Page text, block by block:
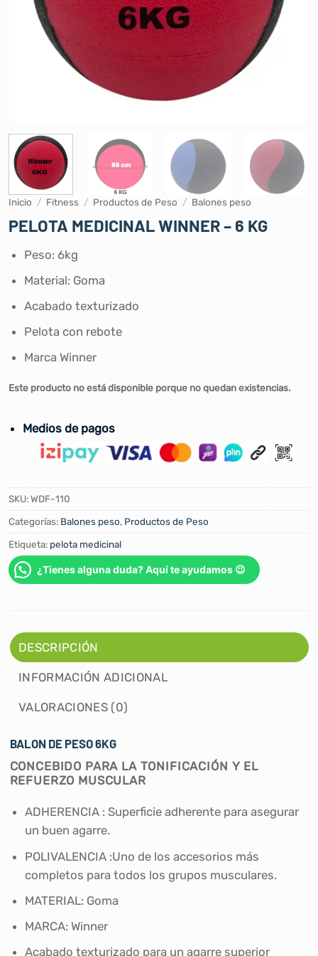
Inicio / Fitness / Productos de Peso / Balones peso
PELOTA MEDICINAL WINNER – 6 KG
Peso: 6kg
Material: Goma
Acabado texturizado
Pelota con rebote
Marca Winner
Este producto no está disponible porque no quedan existencias.
Medios de pagos
SKU:WDF-110
Categorías: Balones peso, Productos de Peso
Etiqueta: pelota medicinal
¿Tienes alguna duda? Aquí te ayudamos 😉
DESCRIPCIÓN
INFORMACIÓN ADICIONAL
VALORACIONES (0)
BALON DE PESO 6KG
CONCEBIDO PARA LA TONIFICACIÓN Y EL
REFUERZO MUSCULAR
ADHERENCIA : Superficie adherente para asegurar
un buen agarre.
POLIVALENCIA :Uno de los accesorios más
completos para todos los grupos musculares.
MATERIAL: Goma
MARCA: Winner
Acabado texturizado para un agarre superior